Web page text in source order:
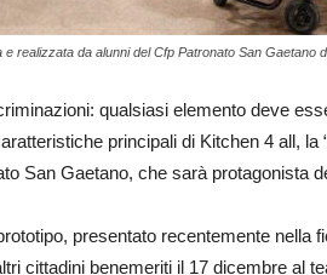
realizzata da alunni del Cfp Patronato San Gaetano
qualsiasi elemento deve
principali di Kitchen 4 all, la
San Gaetano, che sarà protagonista
presentato recentemente nella
cittadini benemeriti il 17 dicembre al